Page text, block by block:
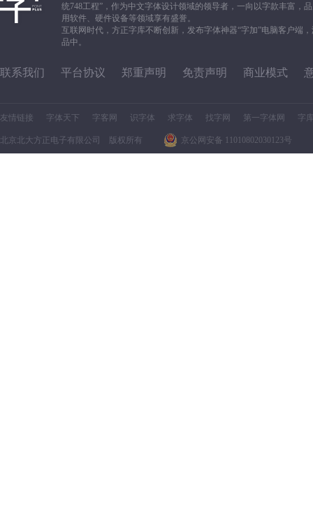
统748工程”，作为中文字体设计领域的领导者，一向以字款丰富，
用软件、硬件设备等领域享有盛誉。
互联网时代，方正字库不断创新，发布字体神器“字加”电脑客户端
品中。
联系我们 平台协议 郑重声明 免责声明 商业模式
友情链接 字体天下 字客网 识字体 求字体 找字网 第一字体网 字
北京北大方正电子有限公司 版权所有 京公网安备 11010802030123号